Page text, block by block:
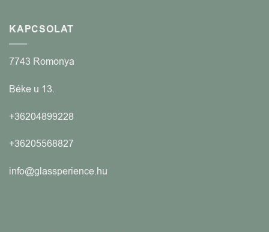
KAPCSOLAT
7743 Romonya
Béke u 13.
+36204899228
+36205568827
info@glassperience.hu